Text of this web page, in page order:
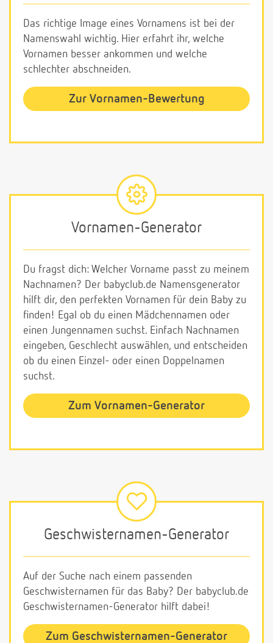
Das richtige Image eines Vornamens ist bei der
Namenswahl wichtig. Hier erfahrt ihr, welche
Vornamen besser ankommen und welche
schlechter abschneiden.
Zur Vornamen-Bewertung
Vornamen-Generator
Du fragst dich: Welcher Vorname passt zu meinem
Nachnamen? Der babyclub.de Namensgenerator
hilft dir, den perfekten Vornamen für dein Baby zu
finden! Egal ob du einen Mädchennamen oder
einen Jungennamen suchst. Einfach Nachnamen
eingeben, Geschlecht auswählen, und entscheiden
ob du einen Einzel- oder einen Doppelnamen
suchst.
Zum Vornamen-Generator
Geschwisternamen-Generator
Auf der Suche nach einem passenden
Geschwisternamen für das Baby? Der babyclub.de
Geschwisternamen-Generator hilft dabei!
Zum Geschwisternamen-Generator